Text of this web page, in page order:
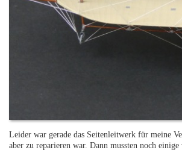
Leider war gerade das Seitenleitwerk für meine
aber zu reparieren war. Dann mussten noch